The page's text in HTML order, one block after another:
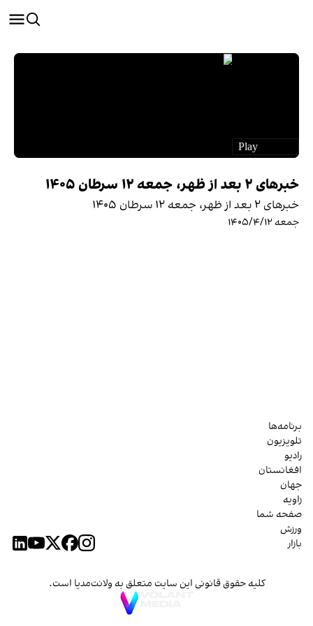
خبرهای ۲ بعد از ظهر، جمعه ۱۲ سرطان ۱۴۰۵
خبرهای ۲ بعد از ظهر، جمعه ۱۲ سرطان ۱۴۰۵
جمعه ۱۴۰۵/۴/۱۲
برنامه‌ها
تلویزیون
رادیو
افغانستان
جهان
زاویه
صفحه شما
ورزش
بازار
کلیه حقوق قانونی این سایت متعلق به ولانت‌مدیا است.